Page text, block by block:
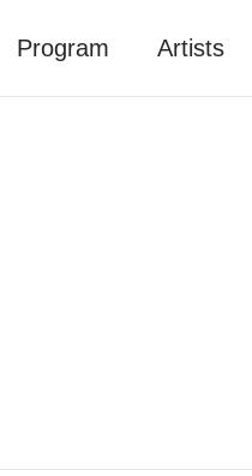
Program Artists